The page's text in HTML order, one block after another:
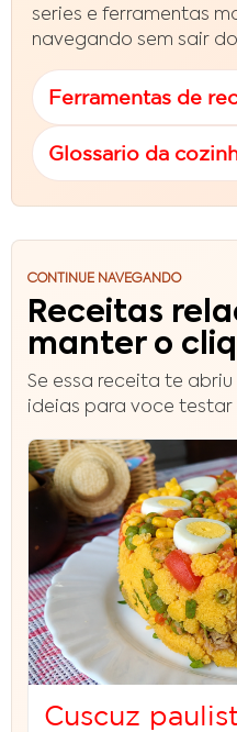
series e ferramentas
navegando sem sair
Ferramentas de
Glossario da
CONTINUE NAVEGANDO
Receitas
manter o
Se essa receita te
ideias para voce testar
Cuscuz